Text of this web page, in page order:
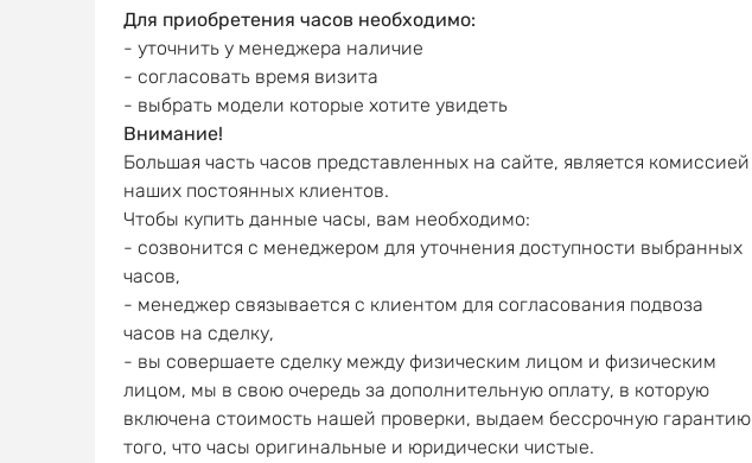
Для приобретения часов необходимо:
- уточнить у менеджера наличие
- согласовать время визита
- выбрать модели которые хотите увидеть
Внимание!
Большая часть часов представленных на сайте, является комиссией
наших постоянных клиентов.
Чтобы купить данные часы, вам необходимо:
- созвонится с менеджером для уточнения доступности выбранных
часов,
- менеджер связывается с клиентом для согласования подвоза
часов на сделку,
- вы совершаете сделку между физическим лицом и физическим
лицом, мы в свою очередь за дополнительную оплату, в которую
включена стоимость нашей проверки, выдаем бессрочную гарантию
того, что часы оригинальные и юридически чистые.